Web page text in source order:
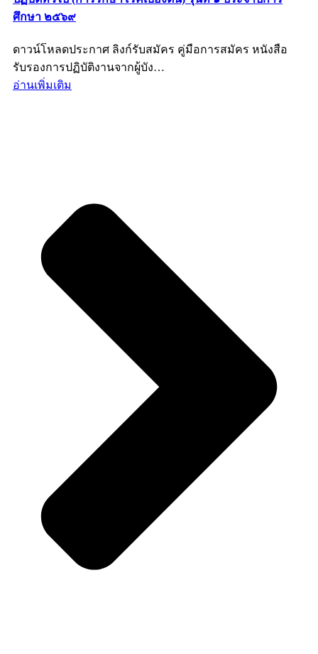
ศึกษา ๒๕๖๙
ดาวน์โหลดประกาศ ลิงก์รับสมัคร คู่มือการสมัคร หนังสือ
รับรองการปฏิบัติงานจากผู้บัง…
อ่านเพิ่มเติม